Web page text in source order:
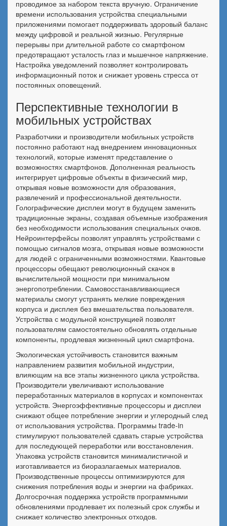
проводимое за набором текста вручную. Ограничение
времени использования устройства специальными
приложениями помогает поддерживать здоровый баланс
между цифровой и реальной жизнью. Регулярные
перерывы при длительной работе со смартфоном
предотвращают усталость глаз и мышечное напряжение.
Настройка уведомлений позволяет контролировать
информационный поток и снижает уровень стресса от
постоянных оповещений.
Перспективные технологии в
мобильных устройствах
Разработчики и производители мобильных устройств
постоянно работают над внедрением инновационных
технологий, которые изменят представление о
возможностях смартфонов. Дополненная реальность
интегрирует цифровые объекты в физический мир,
открывая новые возможности для образования,
развлечений и профессиональной деятельности.
Голографические дисплеи могут в будущем заменить
традиционные экраны, создавая объемные изображения
без необходимости использования специальных очков.
Нейроинтерфейсы позволят управлять устройствами с
помощью сигналов мозга, открывая новые возможности
для людей с ограниченными возможностями. Квантовые
процессоры обещают революционный скачок в
вычислительной мощности при минимальном
энергопотреблении. Самовосстанавливающиеся
материалы смогут устранять мелкие повреждения
корпуса и дисплея без вмешательства пользователя.
Устройства с модульной конструкцией позволят
пользователям самостоятельно обновлять отдельные
компоненты, продлевая жизненный цикл смартфона.
Экологическая устойчивость становится важным
направлением развития мобильной индустрии,
влияющим на все этапы жизненного цикла устройства.
Производители увеличивают использование
переработанных материалов в корпусах и компонентах
устройств. Энергоэффективные процессоры и дисплеи
снижают общее потребление энергии и углеродный след
от использования устройства. Программы trade-in
стимулируют пользователей сдавать старые устройства
для последующей переработки или восстановления.
Упаковка устройств становится минималистичной и
изготавливается из биоразлагаемых материалов.
Производственные процессы оптимизируются для
снижения потребления воды и энергии на фабриках.
Долгосрочная поддержка устройств программными
обновлениями продлевает их полезный срок службы и
снижает количество электронных отходов.